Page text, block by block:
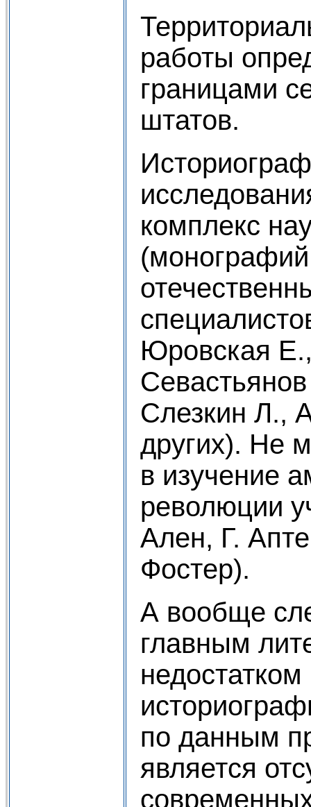
работы
границами
штатов.
комплекс
Юровская
Слезкин Л.,
других). Не
в изучение
революции
Ален, Г.
Фостер).
А вообще
главным
недостатком
по данным
является